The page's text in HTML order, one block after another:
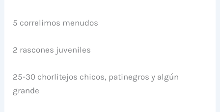
5 correlimos menudos
2 rascones juveniles
25-30 chorlitejos chicos, patinegros y algún
grande